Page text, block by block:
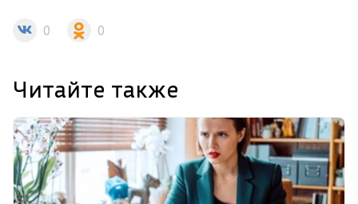
0 0
Читайте также